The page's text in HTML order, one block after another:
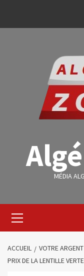
MÉDIA
ACCUEIL VOTRE ARGENT
PRIX DE LA LENTILLE